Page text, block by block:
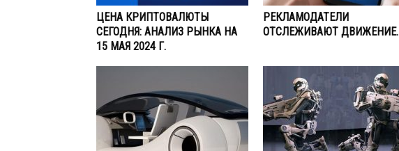
ЦЕНА КРИПТОВАЛЮТЫ
СЕГОДНЯ: АНАЛИЗ РЫНКА НА
15 МАЯ 2024 Г.
РЕКЛАМОДАТЕЛИ
ОТСЛЕЖИВАЮТ ДВИЖЕНИЕ.